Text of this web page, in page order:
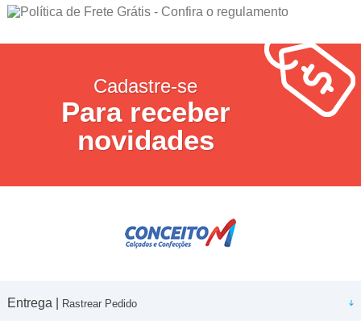
Cadastre-se
Para receber
novidades
Entrega | Rastrear Pedido